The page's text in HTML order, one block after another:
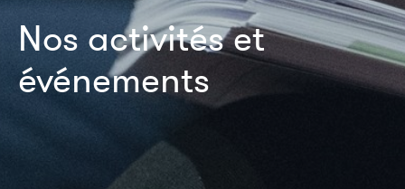
Nos activités et
événements